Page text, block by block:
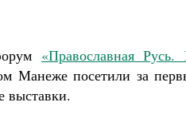
«Православная
Манеже посетили за
выставки.